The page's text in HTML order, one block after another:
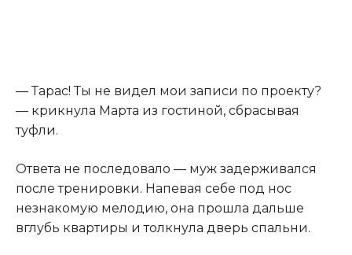
— Тарас! Ты не видел мои записи по проекту?
— крикнула Марта из гостиной, сбрасывая
туфли.
Ответа не последовало — муж задерживался
после тренировки. Напевая себе под нос
незнакомую мелодию, она прошла дальше
вглубь квартиры и толкнула дверь спальни.